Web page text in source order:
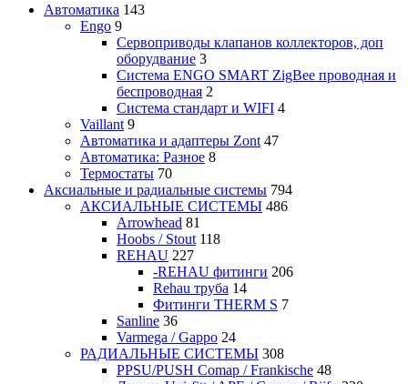
Автоматика 143
Engo 9
Сервоприводы клапанов коллекторов, доп
оборудвание 3
Система ENGO SMART ZigBee проводная и
беспроводная 2
Система стандарт и WIFI 4
Vaillant 9
Автоматика и адаптеры Zont 47
Автоматика: Разное 8
Термостаты 70
Аксиальные и радиальные системы 794
АКСИАЛЬНЫЕ СИСТЕМЫ 486
Arrowhead 81
Hoobs / Stout 118
REHAU 227
-REHAU фитинги 206
Rehau труба 14
Фитинги THERM S 7
Sanline 36
Varmega / Gappo 24
РАДИАЛЬНЫЕ СИСТЕМЫ 308
PPSU/PUSH Comap / Frankische 48